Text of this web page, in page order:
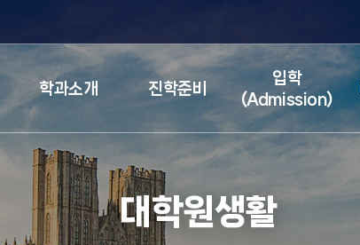
학과소개 진학준비
입학
(Admission)
대학원생활